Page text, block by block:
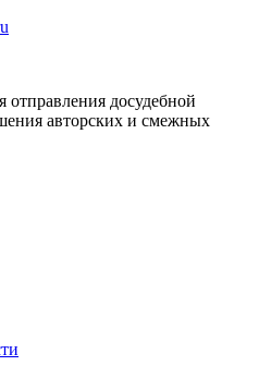
отправления досудебной
авторских и смежных